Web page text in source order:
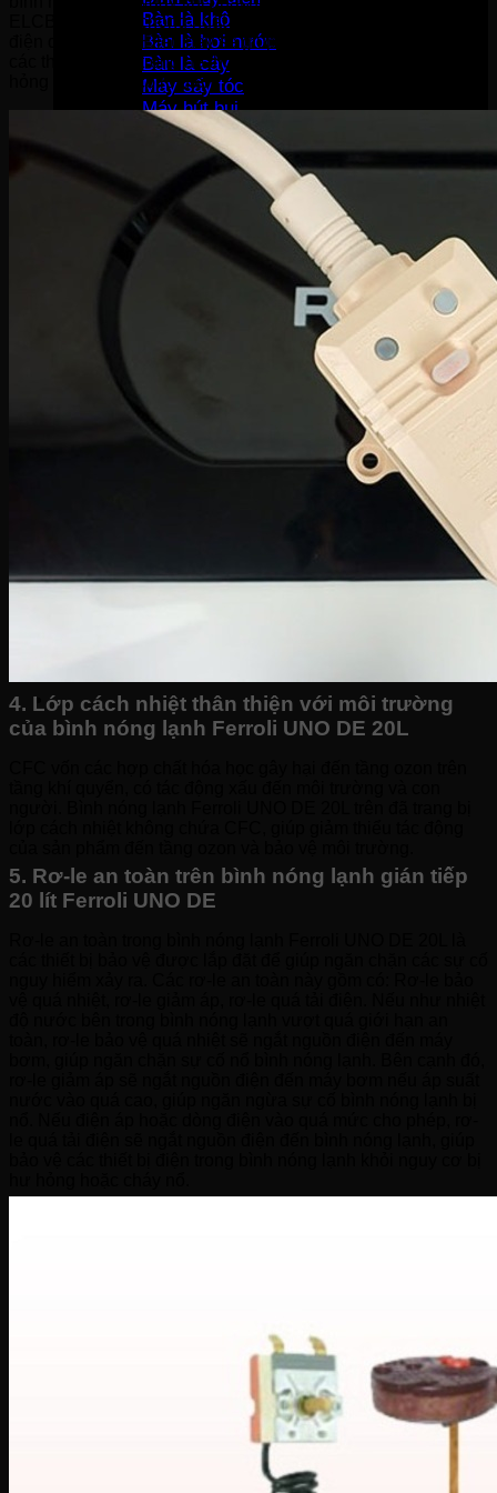
Bàn là khô
Bàn là hơi nước
Bàn là cây
Máy sấy tóc
Máy hút bụi
Máy tạo ẩm
Thiết bị bếp
Hút mùi
Lò vi sóng
Lò nướng
Máy rửa bát
Máy sấy bát
Nồi chiên không dầu
Nồi áp suất
Bếp gas
Bếp từ
Máy ép hoa quả
ELCB sẽ nhanh chóng ngắt mạch điện và ngăn chặn luồng
điện qua thiết bị. Điều này sẽ giúp bảo vệ người sử dụng và
các thiết bị khác trong hệ thống khỏi nguy cơ điện giật và
hỏng hóc do sự cố rò điện.
4. Lớp cách nhiệt thân thiện với môi trường
của bình nóng lạnh Ferroli UNO DE 20L
5. Rơ-le an toàn trên bình nóng lạnh gián tiếp
20 lít Ferroli UNO DE